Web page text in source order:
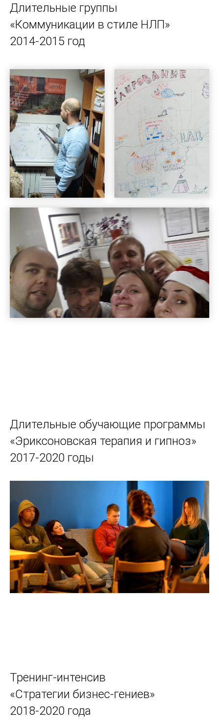
Длительные группы
«Коммуникации в стиле НЛП»
2014-2015 год
Длительные обучающие программы
«Эриксоновская терапия и гипноз»
2017-2020 годы
Тренинг-интенсив
«Стратегии бизнес-гениев»
2018-2020 года